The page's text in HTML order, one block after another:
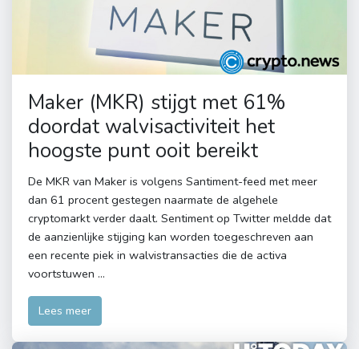
Maker (MKR) stijgt met 61%
doordat walvisactiviteit het
hoogste punt ooit bereikt
De MKR van Maker is volgens Santiment-feed met meer
dan 61 procent gestegen naarmate de algehele
cryptomarkt verder daalt. Sentiment op Twitter meldde dat
de aanzienlijke stijging kan worden toegeschreven aan
een recente piek in walvistransacties die de activa
voortstuwen ...
Lees meer